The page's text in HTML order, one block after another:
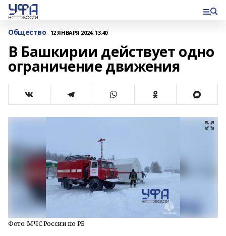
Общество 12 ЯНВАРЯ 2024, 13:40
В Башкирии действует одно
ограничение движения
Фото: МЧС России по РБ